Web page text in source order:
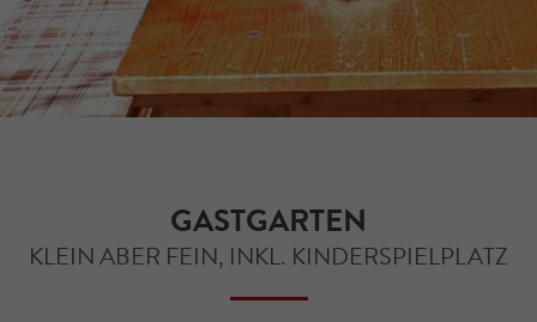
GASTGARTEN
KLEIN ABER FEIN, INKL. KINDERSPIELPLATZ